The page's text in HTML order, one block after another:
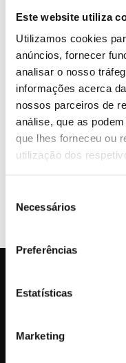
Este website utiliza
Utilizamos cookies
anúncios, fornecer
analisar o nosso
informações acerca
nossos parceiros de
análise, que as
que lhes forneceu ou
utilização dos
Necessários
Preferências
Estatísticas
Marketing
DESCRIÇÃO
OPINIÕES
Óleo de cutículas
AROMA A BANANA
Para manter suas cutículas
Comprar Óleo de cutículas
| Comprar INOCOS Óleo de
PREÇO | Óleo de cutículas
PRODUTOS
Barbearia